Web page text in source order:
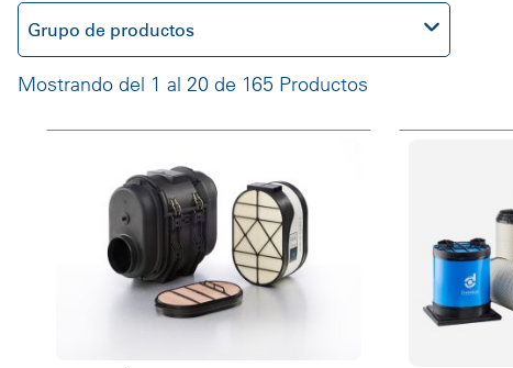
Grupo de productos
Mostrando del 1 al 20 de 165 Productos